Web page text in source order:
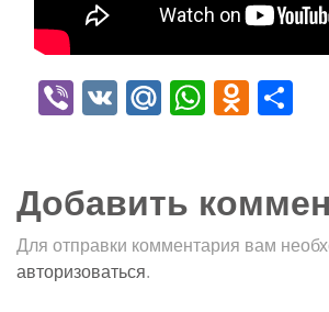
Viber
VK Mail.Ru
Добавить
Для отправки комментария вам
авторизоваться.